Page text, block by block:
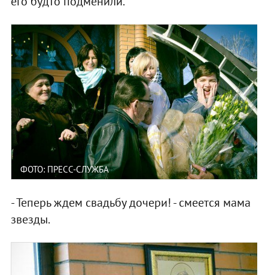
ФОТО: ПРЕСС-СЛУЖБА
- Теперь ждем свадьбу дочери! - смеется мама
звезды.